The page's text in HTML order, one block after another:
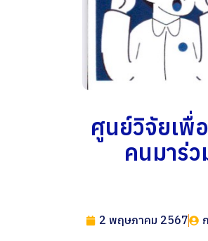
ศูนย์วิจัยเพื่
คนมาร่
2 พฤษภาคม 2567